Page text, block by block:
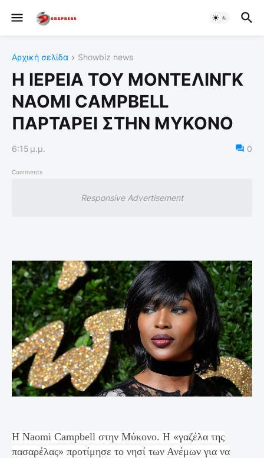
Αρχική σελίδα Showbiz news
Η ΙΕΡΕΙΑ ΤΟΥ ΜΟΝΤΕΛΙΝΓΚ
NAOMI CAMPBELL
ΠΑΡΤΑΡΕΙ ΣΤΗΝ ΜΥΚΟΝΟ
6:15 μ.μ. 0
Comments
Responsive Advertisement
Η Naomi Campbell στην Μύκονο. Η «γαζέλα της
πασαρέλας» προτίμησε το νησί των Ανέμων για να